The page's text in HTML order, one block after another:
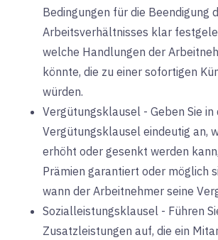
Bedingungen für die Beendigung
Arbeitsverhältnisses klar
welche Handlungen der
könnte, die zu einer sofortigen
würden.
Vergütungsklausel - Geben Sie in
Vergütungsklausel eindeutig an,
erhöht oder gesenkt werden
Prämien garantiert oder möglich
wann der Arbeitnehmer seine
Sozialleistungsklausel - Führen
Zusatzleistungen auf, die ein